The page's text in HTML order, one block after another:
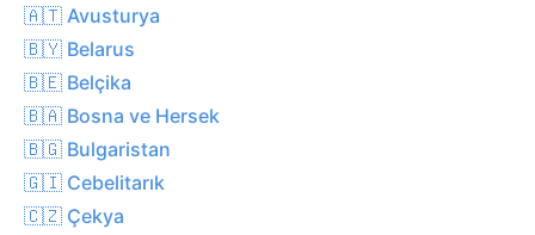
🇦🇹 Avusturya
🇧🇾 Belarus
🇧🇪 Belçika
🇧🇦 Bosna ve Hersek
🇧🇬 Bulgaristan
🇬🇮 Cebelitarık
🇨🇿 Çekya